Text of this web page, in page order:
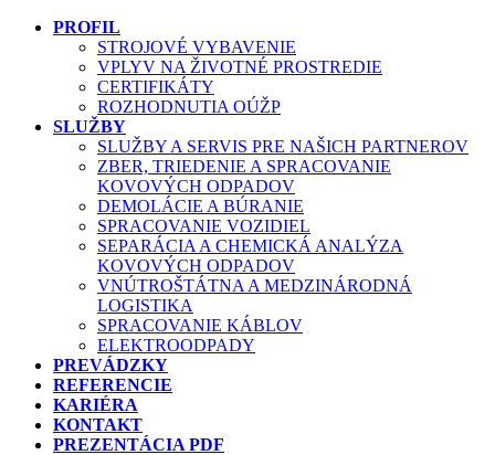
PROFIL
STROJOVÉ VYBAVENIE
VPLYV NA ŽIVOTNÉ PROSTREDIE
CERTIFIKÁTY
ROZHODNUTIA OÚŽP
SLUŽBY
SLUŽBY A SERVIS PRE NAŠICH PARTNEROV
ZBER, TRIEDENIE A SPRACOVANIE
KOVOVÝCH ODPADOV
DEMOLÁCIE A BÚRANIE
SPRACOVANIE VOZIDIEL
SEPARÁCIA A CHEMICKÁ ANALÝZA
KOVOVÝCH ODPADOV
VNÚTROŠTÁTNA A MEDZINÁRODNÁ
LOGISTIKA
SPRACOVANIE KÁBLOV
ELEKTROODPADY
PREVÁDZKY
REFERENCIE
KARIÉRA
KONTAKT
PREZENTÁCIA PDF